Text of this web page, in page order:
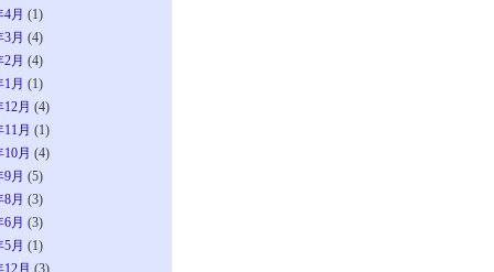
4月 (1)
3月 (4)
2月 (4)
1月 (1)
12月 (4)
11月 (1)
10月 (4)
9月 (5)
8月 (3)
6月 (3)
5月 (1)
12月 (3)